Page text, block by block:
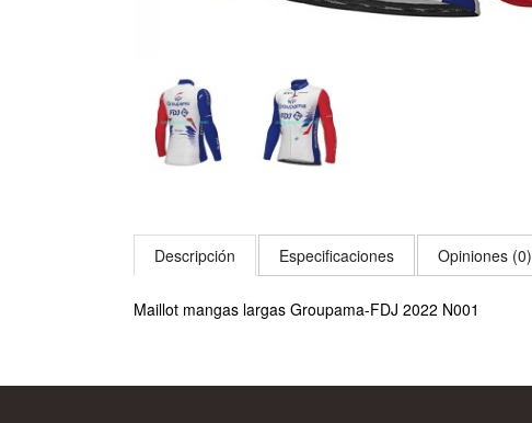
Descripción Especificaciones Opiniones (0)
Maillot mangas largas Groupama-FDJ 2022 N001